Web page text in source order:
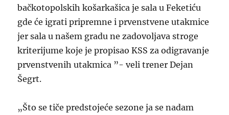
bačkotopolskih košarkašica je sala u Feketiću
gde će igrati pripremne i prvenstvene utakmice
jer sala u našem gradu ne zadovoljava stroge
kriterijume koje je propisao KSS za odigravanje
prvenstvenih utakmica ”- veli trener Dejan
Šegrt.
„Što se tiče predstojeće sezone ja se nadam